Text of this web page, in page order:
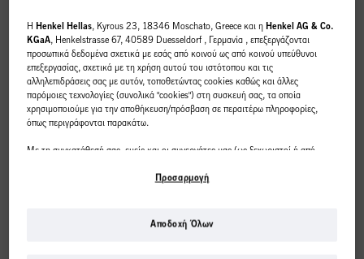
ΚΟΡΥΦΑΊΕΣ
ΚΑΤΗΓΟΡΊΕΣ
ΕΠΙΣΚΌΠΗΣΗ
H Henkel Hellas, Kyrous 23, 18346 Moschato, Greece και η Henkel AG & Co.
KGaA, Henkelstrasse 67, 40589 Duesseldorf , Γερμανία , επεξεργάζονται
προσωπικά δεδομένα σχετικά με εσάς από κοινού ως από κοινού υπεύθυνοι
επεξεργασίας, σχετικά με τη χρήση αυτού του ιστότοπου και τις
αλληλεπιδράσεις σας με αυτόν, τοποθετώντας cookies καθώς και άλλες
παρόμοιες τεχνολογίες (συνολικά "cookies") στη συσκευή σας, τα οποία
χρησιμοποιούμε για την αποθήκευση/πρόσβαση σε περαιτέρω πληροφορίες,
όπως περιγράφονται παρακάτω.
Με τη συγκατάθεσή σας, εμείς και οι συνεργάτες μας (ως ξεχωριστοί ή από
δεδομένων που παραπέμπει στο υποσέλιδο, ενότητα "Cookies, Pixel,
βελτιστοποίηση της απόδοσης αυτού του ιστότοπου, για να σας παρέχουμε
Προσαρμογή
Αποδοχή Όλων